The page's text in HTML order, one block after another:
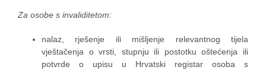
Za osobe s invaliditetom:
nalaz, rješenje ili mišljenje relevantnog tijela
vještačenja o vrsti, stupnju ili postotku oštećenja ili
potvrde o upisu u Hrvatski registar osoba s